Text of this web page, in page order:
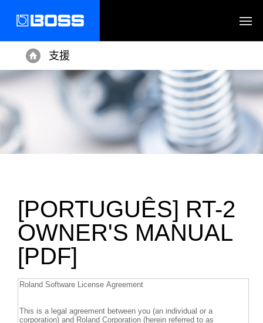
Home
支援
[PORTUGUÊS] RT-2
OWNER'S MANUAL
[PDF]